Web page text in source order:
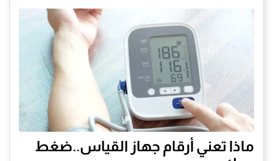
ماذا تعني أرقام جهاز القياس..ضغط